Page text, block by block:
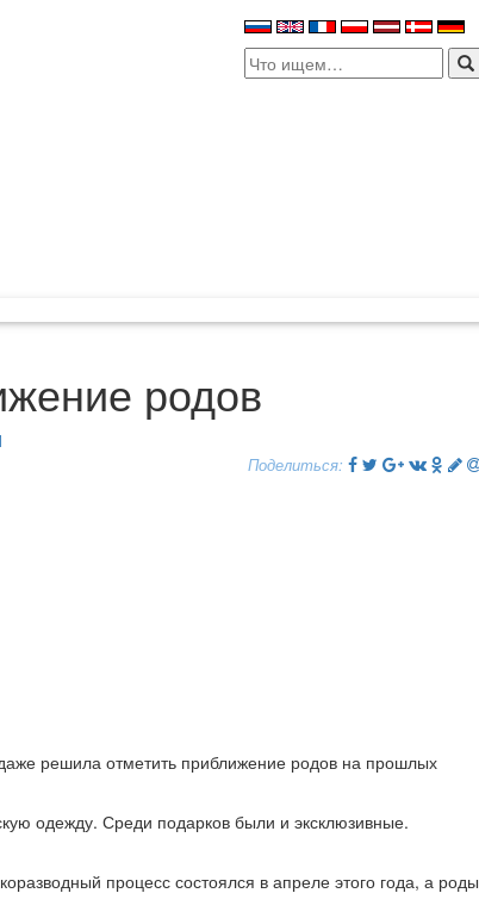
Search
for:
родов
Поделиться:
даже решила отметить приближение родов на прошлых
одежду. Среди подарков были и эксклюзивные.
процесс состоялся в апреле этого года, а роды